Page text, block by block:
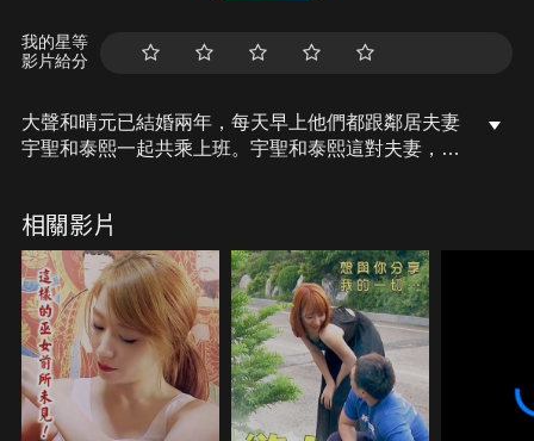
我的星等
影片給分
大聲和晴元已結婚兩年，每天早上他們都跟鄰居夫妻
宇聖和泰熙一起共乘上班。宇聖和泰熙這對夫妻，不
相關影片